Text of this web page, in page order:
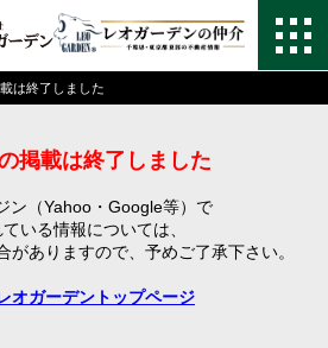
は終了しました
掲載は終了しました
ン（Yahoo・Google等）で
いる情報については、
がありますので、 予めご了承下さい。
オガーデントップページ